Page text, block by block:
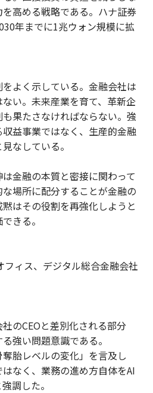
高める戦略である。ハナ証券
年までに1兆ウォン規模に拡
よく示している。金融会社は
い。未来産業を育て、革新企
果たさなければならない。強
益事業ではなく、生産的金融
なしている。
金融の本質と密接に関わって
場所に配分することが金融の
はその役割を再強化しようと
きる。
ィス、デジタル総合金融会社
のCEOと差別化される部分
強い問題意識である。
胎レベルの変化」を言及し
なく、業務の進め方自体をAI
調した。